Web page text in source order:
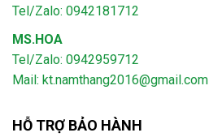
Tel/Zalo: 0942181712
MS.HOA
Tel/Zalo: 0942959712
Mail: kt.namthang2016@gmail.com
HỖ TRỢ BẢO HÀNH